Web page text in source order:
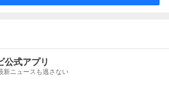
公式アプリ
新ニュースも逃さない